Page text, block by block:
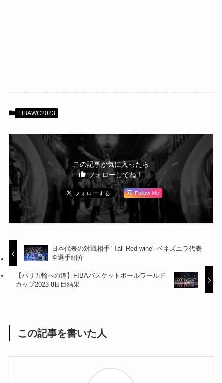
FIBAWC2023
この記事が気に入ったら
フォローしてね！
Follow Me
日本代表の対戦相手 "Tall Red wine" ベネズエラ代表
全選手紹介
【パリ五輪への道】FIBAバスケットボールワールド
カップ2023 8日目結果
この記事を書いた人